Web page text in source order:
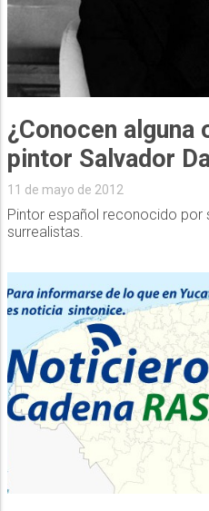
¿Conocen alguna
pintor Salvador
11 de mayo de 2012
Pintor español reconocido por
surrealistas.